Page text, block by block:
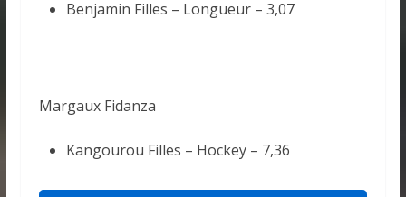
Benjamin Filles – Longueur – 3,07
Margaux Fidanza
Kangourou Filles – Hockey – 7,36